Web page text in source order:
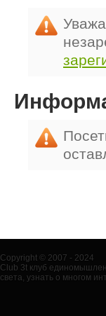
Copyright © 2007 - 2024
Club 3t клуб
света, узнать о многом